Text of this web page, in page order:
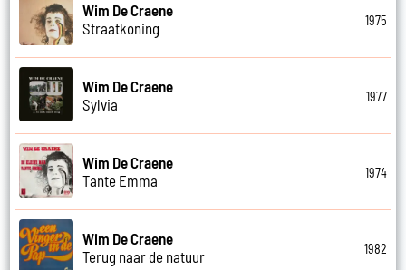
Wim De Craene
Straatkoning
1975
Wim De Craene
Sylvia
1977
Wim De Craene
Tante Emma
1974
Wim De Craene
Terug naar de natuur
1982